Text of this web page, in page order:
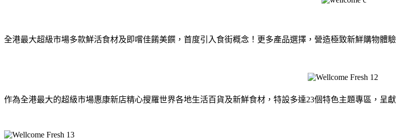
全港最大超級市場多款鮮活食材及即嚐佳餚美饌，首度引入食街概念！更多產品選擇，營造極致新鮮購物體
作為全港最大的超級市場惠康新店精心搜羅世界各地生活百貨及新鮮食材，特設多達23個特色主題專區，呈